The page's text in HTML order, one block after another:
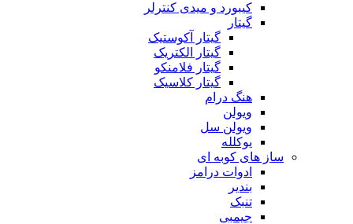
کیبورد و میدی کنترلر
گیتار
گیتار آکوستیک
گیتار الکتریک
گیتار فلامنکو
گیتار کلاسیک
هنگ درام
ویولن
ویولن سل
یوکلله
ساز های کوبه ای
ادوات درامز
بندیر
تنبک
جیمبی